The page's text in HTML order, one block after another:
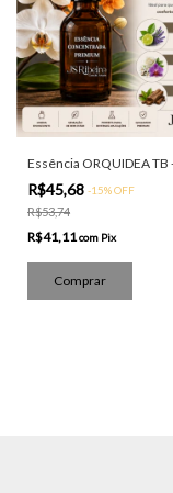
Essência ORQUIDEA TB
R$45,68 -15%OFF
R$53,74
R$41,11com Pix